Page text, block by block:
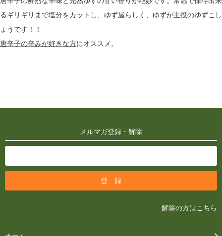
るギリギリまで塩分をカットし、ゆず屋らしく、ゆずが主役のゆずこし
ょうです！！
唐辛子の辛みが好きな方にオススメ。
メルマガ登録・解除
解除の方はこちら